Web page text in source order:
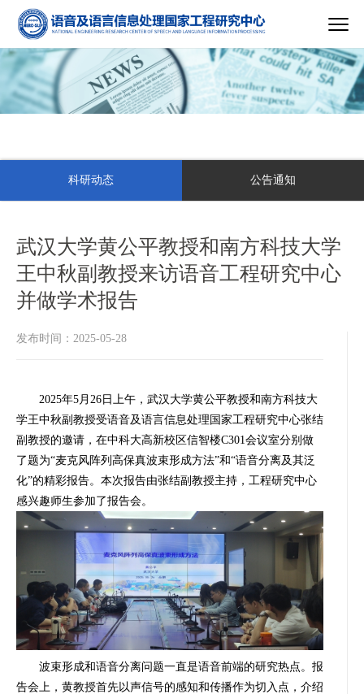
科研动态 公告通知
武汉大学黄公平教授和南方科技大学
王中秋副教授来访语音工程研究中心
并做学术报告
发布时间：2025-05-28
2025年5月 26日上午，武汉大学黄公平教授和南方科技大
学王中秋副教授受语音及语言信息处理国家工程研究中心张结
副教授的邀请，在中科大高新校区信智楼C301 会议室分别做
了题为“麦克风阵列高保真波束形成方法”和“语音分离及其泛
化”的精彩报告。本次报告由张结副教授主持，工程研究中心
感兴趣师生参加了报告会。
波束形成和语音分离问题一直是语音前端的研究热点。报
告会上，黄教授首先以声信号的感知和传播作为切入点，介绍